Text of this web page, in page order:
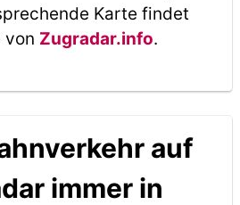
Karte findet
von Zugradar.info.
auf
immer in